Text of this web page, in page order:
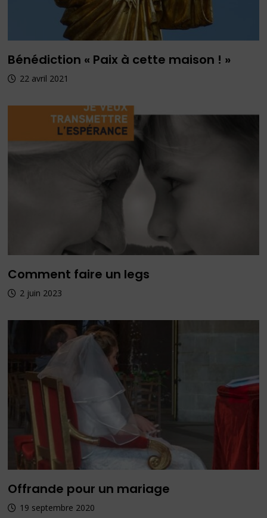
Bénédiction « Paix à cette maison ! »
22 avril 2021
Comment faire un legs
2 juin 2023
Offrande pour un mariage
19 septembre 2020